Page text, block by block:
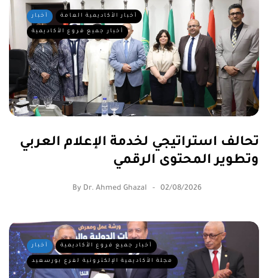
أخبار أخبار الأكاديمية العامة
أخبار جميع فروع الأكاديمية
تحالف استراتيجي لخدمة الإعلام العربي
وتطوير المحتوى الرقمي
By Dr. Ahmed Ghazal 02/08/2026
أخبار أخبار جميع فروع الأكاديمية
مجلة الأكاديمية الإلكترونية لفرع بورسعيد